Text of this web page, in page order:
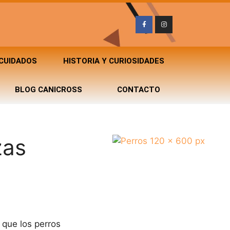
HISTORIA Y CURIOSIDADES
BLOG CANICROSS CONTACTO
los perros